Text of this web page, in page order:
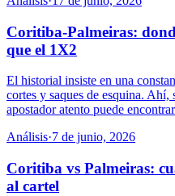
Coritiba-Palmeiras:
que el 1X2
El historial insiste en una
cortes y saques de esquina. Ahí,
apostador atento puede
Análisis·7 de junio, 2026
Coritiba vs Palmeiras:
al cartel